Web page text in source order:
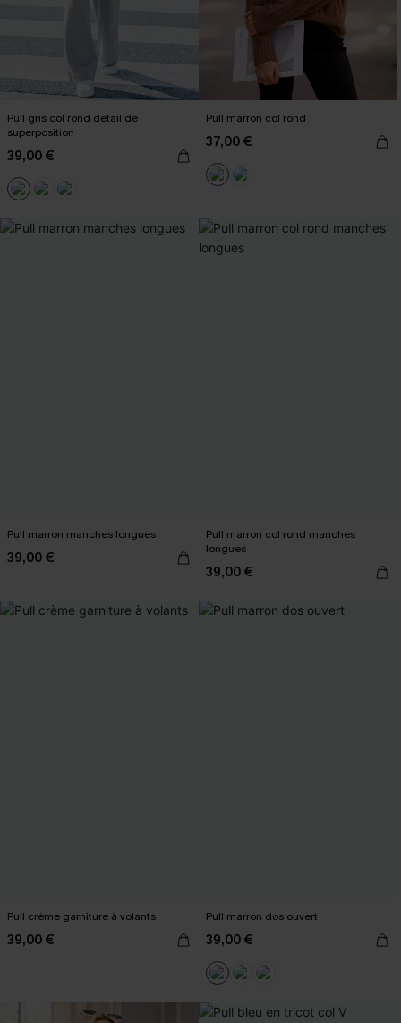
Pull gris col rond détail de
superposition
39,00 €
Pull marron col rond
37,00 €
Pull marron manches longues
39,00 €
Pull marron col rond manches
longues
39,00 €
Pull crème garniture à volants
39,00 €
Pull marron dos ouvert
39,00 €